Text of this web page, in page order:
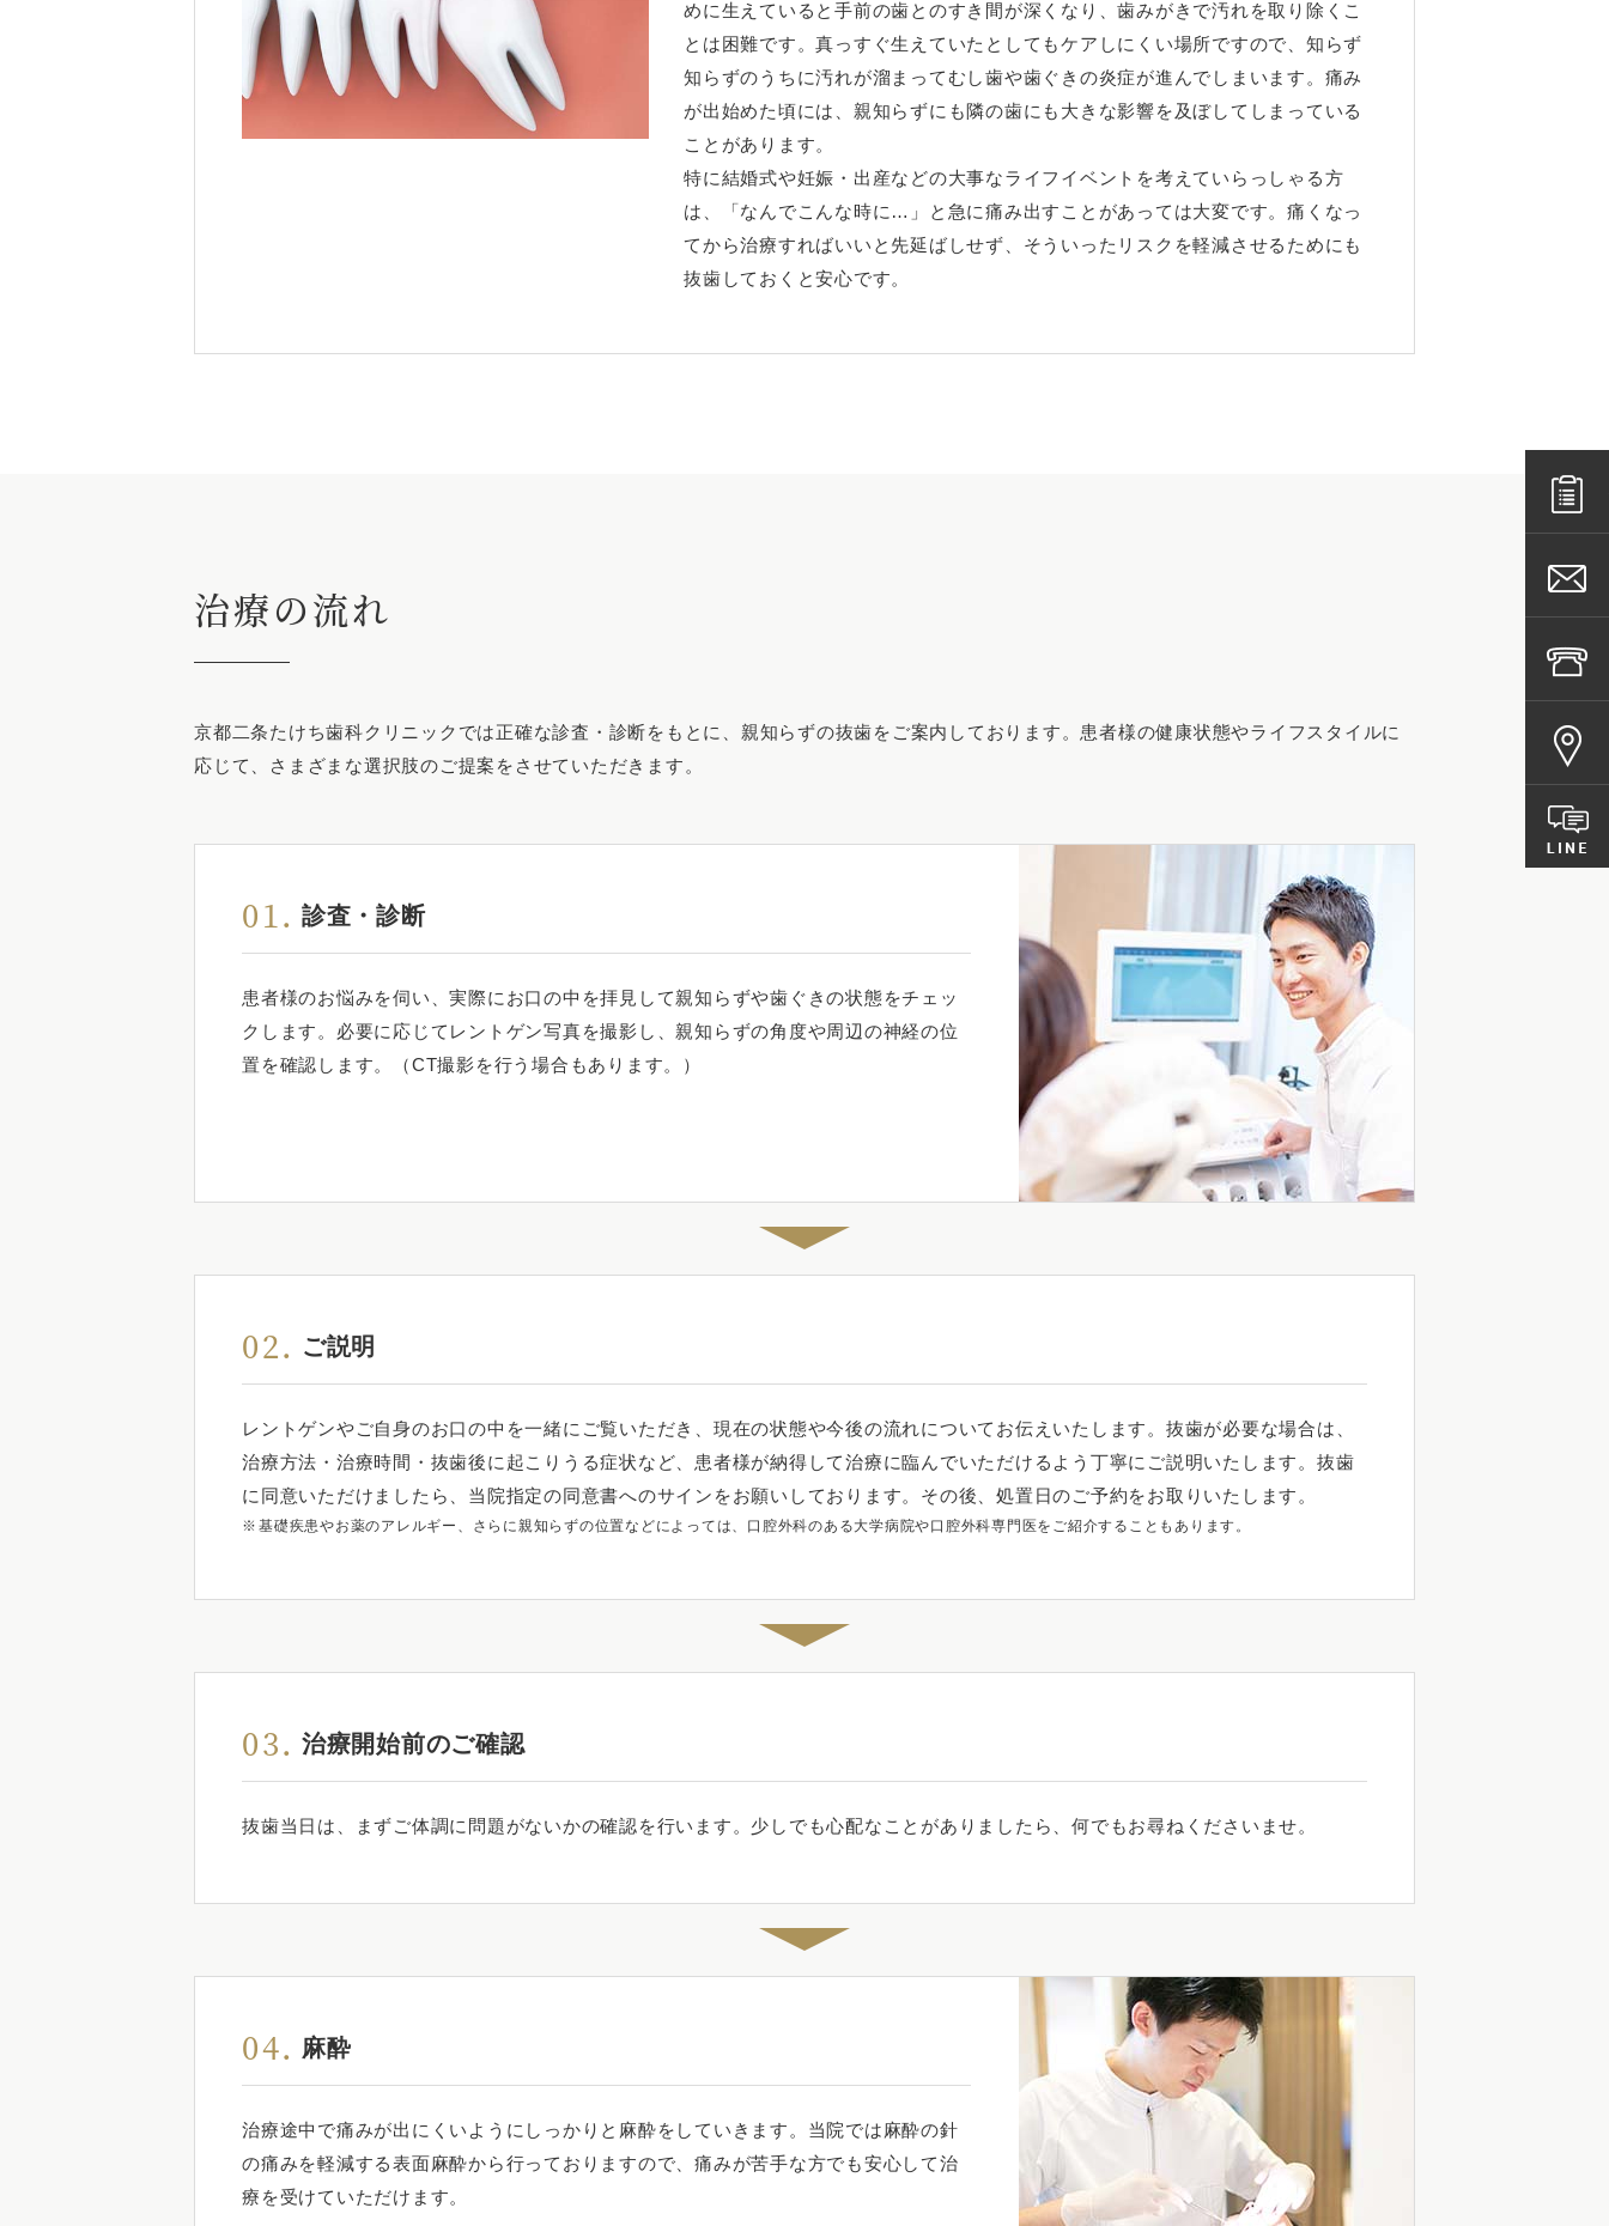
めに生えていると手前の歯とのすき間が深くなり、歯みがきで汚れを取り除くこ
とは困難です。真っすぐ生えていたとしてもケアしにくい場所ですので、知らず
知らずのうちに汚れが溜まってむし歯や歯ぐきの炎症が進んでしまいます。痛み
が出始めた頃には、親知らずにも隣の歯にも大きな影響を及ぼしてしまっている
ことがあります。
特に結婚式や妊娠・出産などの大事なライフイベントを考えていらっしゃる方
は、「なんでこんな時に…」と急に痛み出すことがあっては大変です。痛くなっ
てから治療すればいいと先延ばしせず、そういったリスクを軽減させるためにも
抜歯しておくと安心です。
治療の流れ
京都二条たけち歯科クリニックでは正確な診査・診断をもとに、親知らずの抜歯をご案内しております。患者様の健康状態やライフスタイルに
応じて、さまざまな選択肢のご提案をさせていただきます。
01. 診査・診断
患者様のお悩みを伺い、実際にお口の中を拝見して親知らずや歯ぐきの状態をチェッ
クします。必要に応じてレントゲン写真を撮影し、親知らずの角度や周辺の神経の位
置を確認します。（CT撮影を行う場合もあります。）
02. ご説明
レントゲンやご自身のお口の中を一緒にご覧いただき、現在の状態や今後の流れについてお伝えいたします。抜歯が必要な場合は、
治療方法・治療時間・抜歯後に起こりうる症状など、患者様が納得して治療に臨んでいただけるよう丁寧にご説明いたします。抜歯
に同意いただけましたら、当院指定の同意書へのサインをお願いしております。その後、処置日のご予約をお取りいたします。
基礎疾患やお薬のアレルギー、さらに親知らずの位置などによっては、口腔外科のある大学病院や口腔外科専門医をご紹介することもあります。
03. 治療開始前のご確認
抜歯当日は、まずご体調に問題がないかの確認を行います。少しでも心配なことがありましたら、何でもお尋ねくださいませ。
04. 麻酔
治療途中で痛みが出にくいようにしっかりと麻酔をしていきます。当院では麻酔の針
の痛みを軽減する表面麻酔から行っておりますので、痛みが苦手な方でも安心して治
療を受けていただけます。